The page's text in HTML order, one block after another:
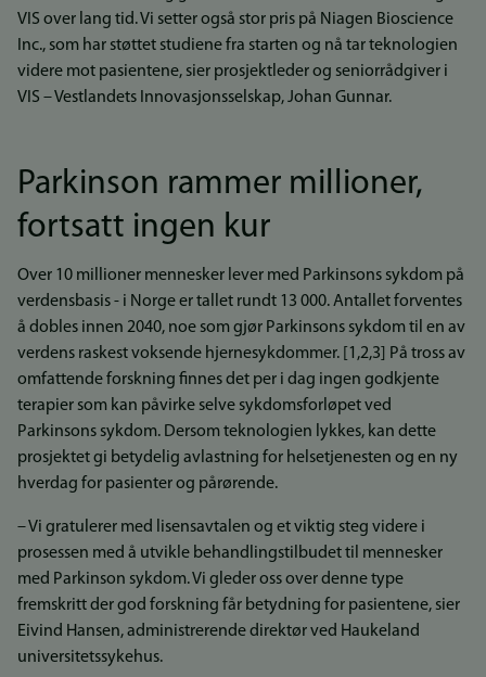
VIS over lang tid. Vi setter også stor pris på Niagen Bioscience
Inc., som har støttet studiene fra starten og nå tar teknologien
videre mot pasientene, sier prosjektleder og seniorrådgiver i
VIS – Vestlandets Innovasjonsselskap, Johan Gunnar.
Parkinson rammer millioner,
fortsatt ingen kur
Over 10 millioner mennesker lever med Parkinsons sykdom på
verdensbasis - i Norge er tallet rundt 13 000. Antallet forventes
å dobles innen 2040, noe som gjør Parkinsons sykdom til en av
verdens raskest voksende hjernesykdommer. [1,2,3] På tross av
omfattende forskning finnes det per i dag ingen godkjente
terapier som kan påvirke selve sykdomsforløpet ved
Parkinsons sykdom. Dersom teknologien lykkes, kan dette
prosjektet gi betydelig avlastning for helsetjenesten og en ny
hverdag for pasienter og pårørende.
– Vi gratulerer med lisensavtalen og et viktig steg videre i
prosessen med å utvikle behandlingstilbudet til mennesker
med Parkinson sykdom. Vi gleder oss over denne type
fremskritt der god forskning får betydning for pasientene, sier
Eivind Hansen, administrerende direktør ved Haukeland
universitetssykehus.